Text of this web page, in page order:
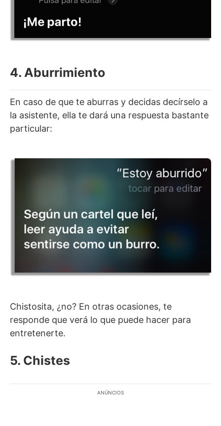
4. Aburrimiento
En caso de que te aburras y decidas decírselo a
la asistente, ella te dará una respuesta bastante
particular:
Chistosita, ¿no? En otras ocasiones, te
responde que verá lo que puede hacer para
entretenerte.
5. Chistes
ANÚNCIOS